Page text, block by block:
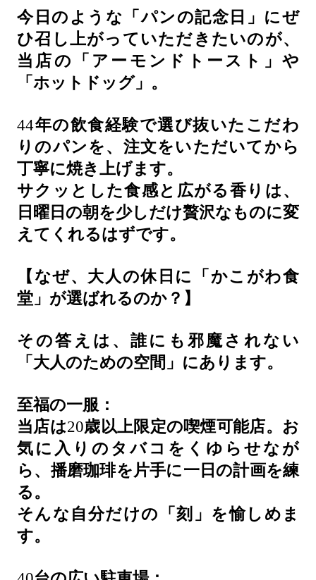
今日のような「パンの記念日」にぜ
ひ召し上がっていただきたいのが、
当店の「アーモンドトースト」や
「ホットドッグ」。
44年の飲食経験で選び抜いたこだわ
りのパンを、注文をいただいてから
丁寧に焼き上げます。
サクッとした食感と広がる香りは、
日曜日の朝を少しだけ贅沢なものに変
えてくれるはずです。
【なぜ、大人の休日に「かこがわ食
堂」が選ばれるのか？】
その答えは、誰にも邪魔されない
「大人のための空間」にあります。
至福の一服：
当店は20歳以上限定の喫煙可能店。お
気に入りのタバコをくゆらせなが
ら、播磨珈琲を片手に一日の計画を練
る。
そんな自分だけの「刻」を愉しめま
す。